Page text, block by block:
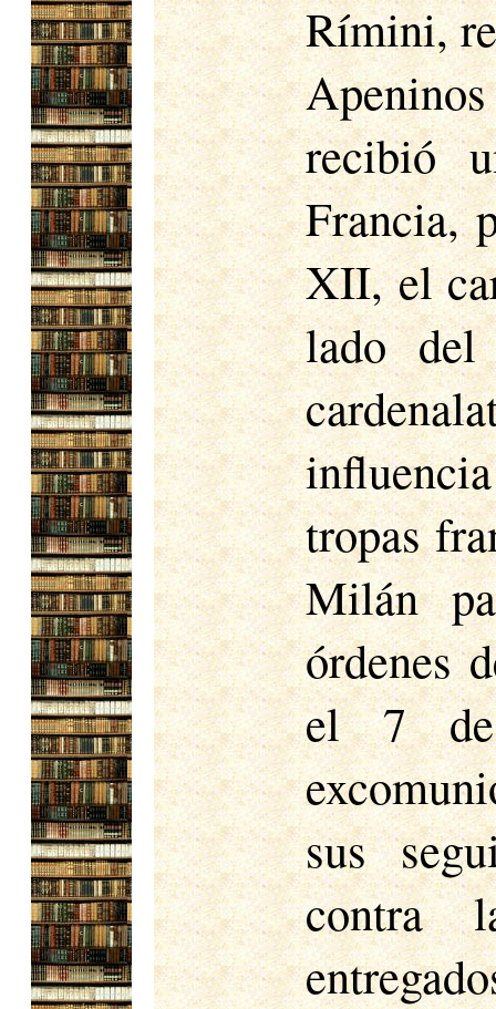
Rímini,
recibió
Francia,
XII, el
lado del
tropas
Milán
órdenes
el 7 de
sus
contra